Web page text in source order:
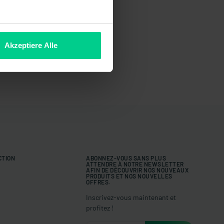
Akzeptiere Alle
ABONNEZ-VOUS SANS PLUS
ATTENDRE À NOTRE NEWSLETTER
AFIN DE DÉCOUVRIR NOS NOUVEAUX
PRODUITS ET NOS NOUVELLES
OFFRES.
Inscrivez-vous maintenant et
profitez !